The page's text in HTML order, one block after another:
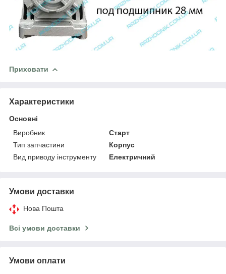
Приховати
Характеристики
Основні
Виробник
Старт
Тип запчастини
Корпус
Вид приводу інструменту
Електричний
Умови доставки
Нова Пошта
Всі умови доставки
Умови оплати